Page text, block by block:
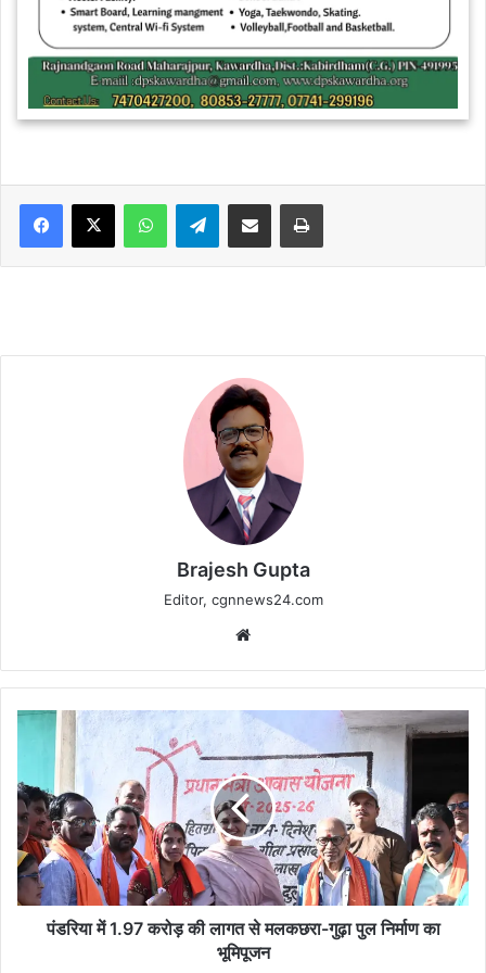
WhatsAppTelegramShare via Email Print
Brajesh Gupta
Editor, cgnnews24.com
पंडरिया
करोड़
की
लागत
से
मलकछरा-
गुढ़ा
पंडरिया में 1.97 करोड़ की लागत से मलकछरा-गुढ़ा पुल निर्माण का
भूमिपूजन